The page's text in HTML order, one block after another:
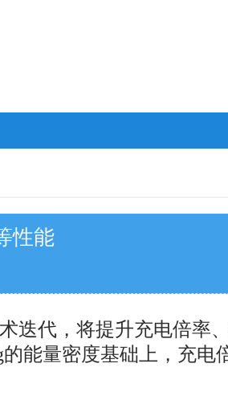
性能
代，将提升充电倍率
能量密度基础上，充电